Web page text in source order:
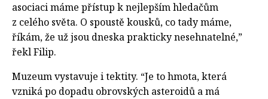
asociaci máme přístup k nejlepším hledačům
z celého světa. O spoustě kousků, co tady máme,
říkám, že už jsou dneska prakticky nesehnatelné,”
řekl Filip.
Muzeum vystavuje i tektity. “Je to hmota, která
vzniká po dopadu obrovských asteroidů a má